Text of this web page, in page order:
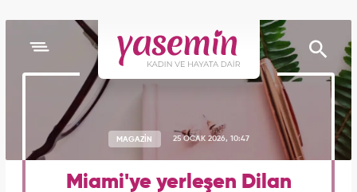
MAGAZİN 25 OCAK 2026, 10:47
Miami'ye yerleşen Dilan